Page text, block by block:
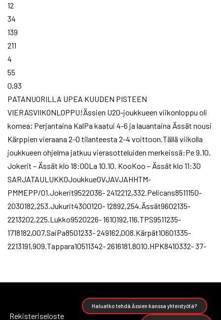
12
34
139
211
4
55
0,93
PATANUORILLA UPEA KUUDEN PISTEEN
VIERASVIIKONLOPPU!Ässien U20-joukkueen viikonloppu oli
komea; Perjantaina KalPa kaatui 4-6 ja lauantaina Ässät nousi
Kärppien vieraana 2-0 tilanteesta 2-4 voittoon.Tällä viikolla
joukkueen ohjelma jatkuu vierasotteluiden merkeissä:Pe 9.10.
Jokerit – Ässät klo 18:00La 10.10. KooKoo – Ässät klo 11:30
SARJATAULUKKOJoukkueOVJAVJAHHTM-
PMMEPP/O1.Jokerit9522036- 2412212,332.Pelicans8511150-
2030182,253.Jukurit4300120- 12892,254.Ässät9602135-
2213202,225.Lukko9520226- 1610192,116.TPS9511235-
1718182,007.SaiPa8501233- 249162,008.Kärpät10601335-
2213191,909.Tappara10511342- 2616181,8010.HPK8410332- 37-
Rekisteriseloste
Haluatko tehdä Ässien kanssa yhteistyötä?